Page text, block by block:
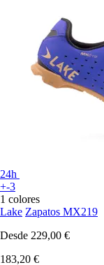
24h
+-3
1 colores
Lake Zapatos MX219
Desde 229,00 €
183,20 €